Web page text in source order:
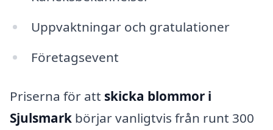
Uppvaktningar och gratulationer
Företagsevent
Priserna för att skicka blommor i
Sjulsmark börjar vanligtvis från runt 300